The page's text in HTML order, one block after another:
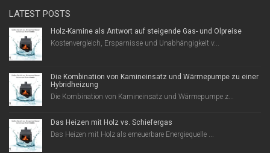
LATEST POSTS
Holz-Kamine als Antwort auf steigende Gas- und Ölpreise
Kostenvergleich, Ersparnisse und Unabhängigkeit v...
Die Kombination von Kamineinsatz und Wärmepumpe zu einer
Hybridheizung
Die Kombination von Kamineinsatz und Wärmepumpe z...
Das Heizen mit Holz vs. Schiefergas
Das Heizen mit Holz als erneuerbare Energiequelle ...